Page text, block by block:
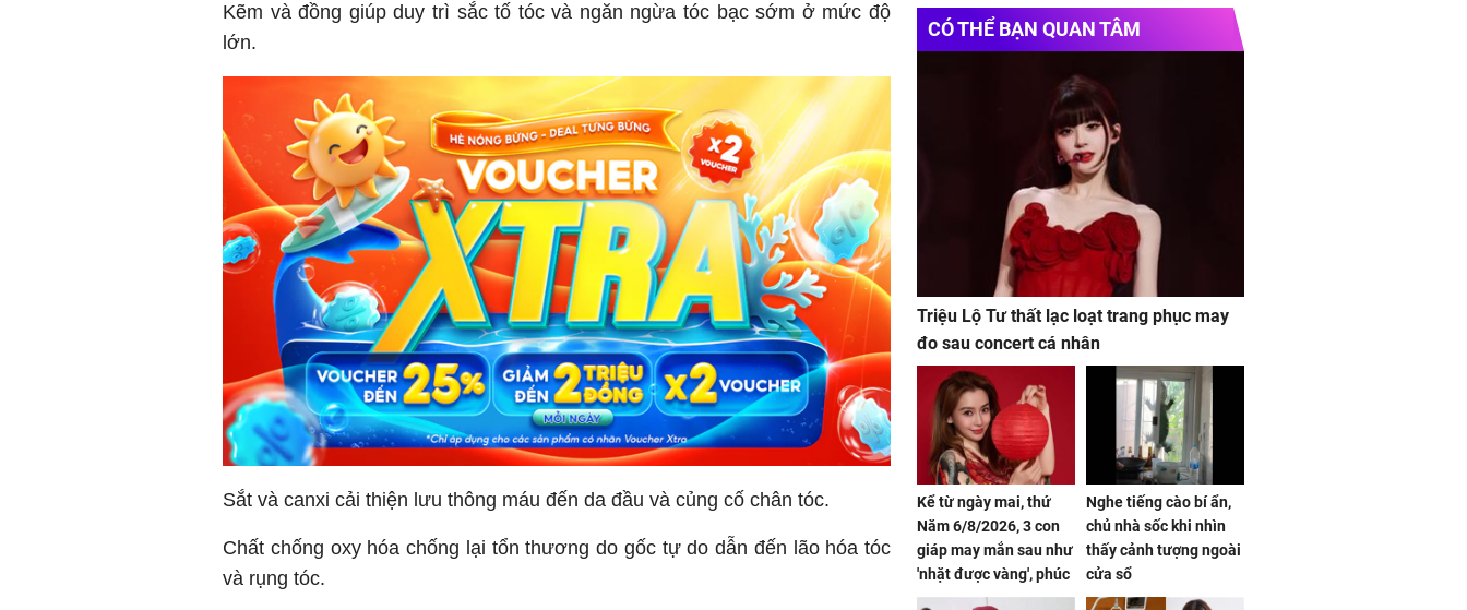
Kẽm và đồng giúp duy trì sắc tố tóc và ngăn ngừa tóc bạc sớm ở mức độ
lớn.
Sắt và canxi cải thiện lưu thông máu đến da đầu và củng cố chân tóc.
Chất chống oxy hóa chống lại tổn thương do gốc tự do dẫn đến lão hóa tóc
và rụng tóc.
CÓ THỂ BẠN QUAN TÂM
Triệu Lộ Tư thất lạc loạt trang phục may
đo sau concert cá nhân
Kể từ ngày mai, thứ
Năm 6/8/2026, 3 con
giáp may mắn sau như
'nhặt được vàng', phúc
khí tràn đầy, dễ giàu sụ
Nghe tiếng cào bí ẩn,
chủ nhà sốc khi nhìn
thấy cảnh tượng ngoài
cửa sổ